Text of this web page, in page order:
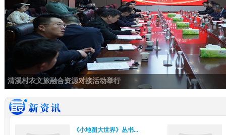
清溪村农文旅融合资源对接活动举行
《小地图大世界》丛书...